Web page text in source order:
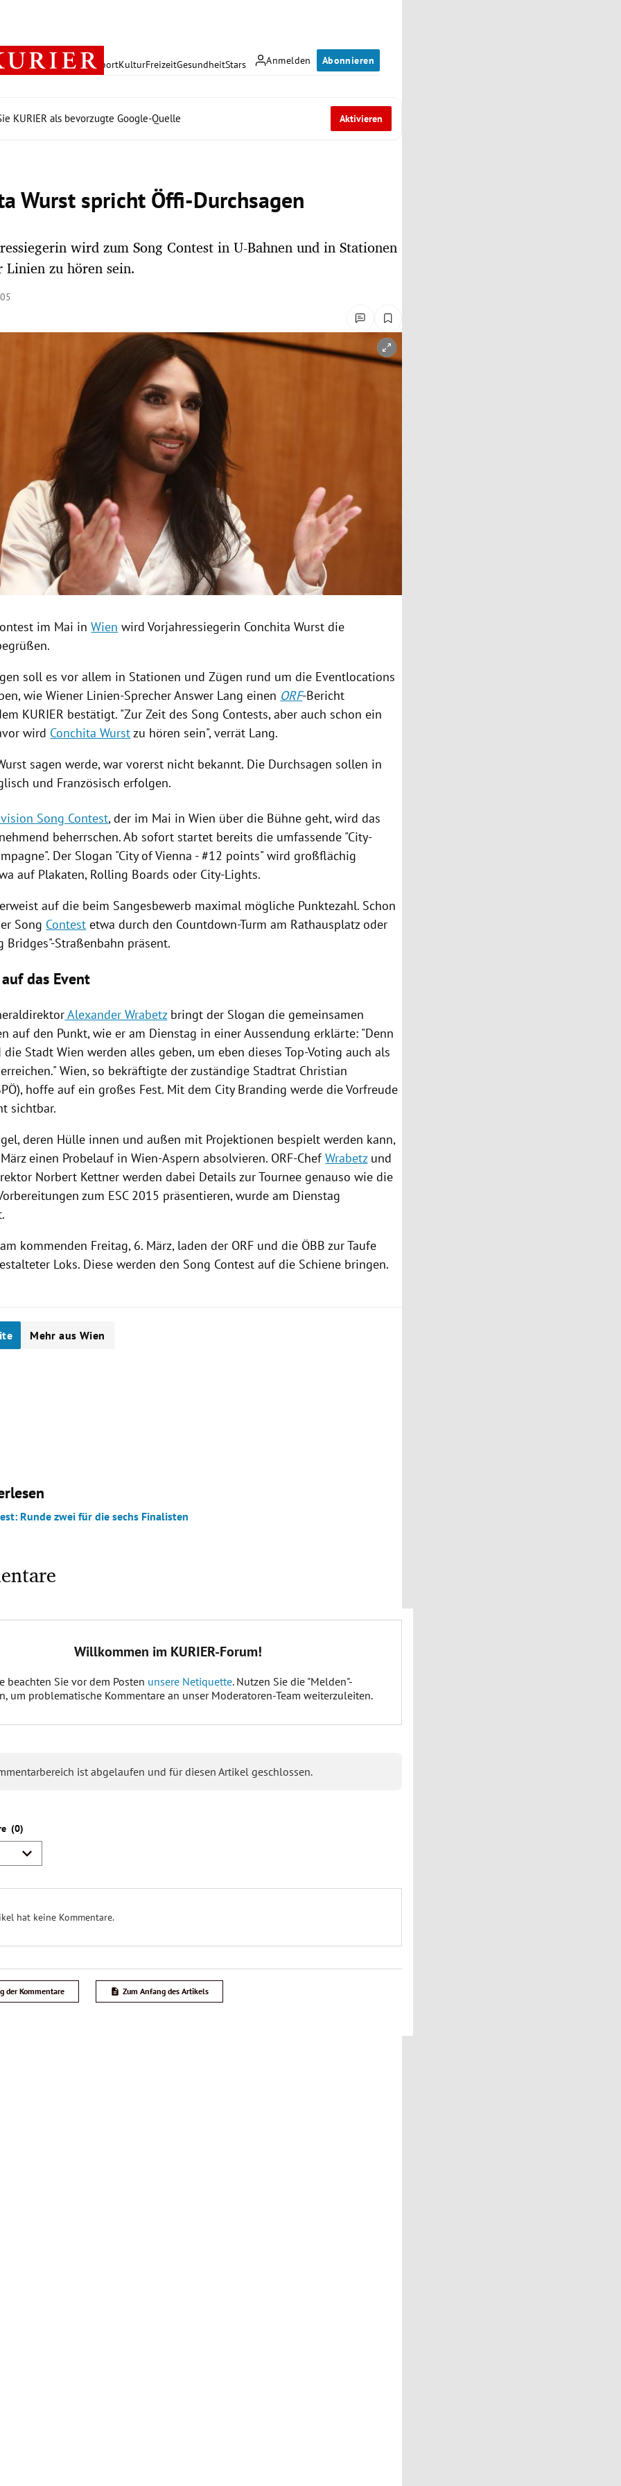
Anmelden Abonnieren
PolitikWirtschaft SportKulturFreizeitGesundheitStars
KURIER als bevorzugte Google-Quelle Aktivieren
Wurst spricht Öffi-Durchsagen
wird zum Song Contest in U-Bahnen und in Stationen
Linien zu hören sein.
öffnen/schließen
im Mai inWien wird Vorjahressiegerin Conchita Wurst die
soll es vor allem in Stationen und Zügen rund um die Eventlocations
wie Wiener Linien-SprecherAnswer Lang einen ORF-Bericht
KURIER bestätigt. "Zur Zeit des Song Contests, aber auch schon ein
wird Conchita Wurstzu hören sein", verrät Lang.
sagen werde, war vorerst nicht bekannt. Die Durchsagen sollen in
und Französisch erfolgen.
Song Contest, der im Mai inWien über die Bühne geht, wird das
beherrschen. Ab sofort startet bereits die umfassende "City-
Der Slogan "City ofVienna - #12 points" wird großflächig
auf Plakaten, Rolling Boards oder City-Lights.
auf die beim Sangesbewerb maximal mögliche Punktezahl. Schon
Song Contest etwa durch den Countdown-Turm am Rathausplatz oder
Bridges"-Straßenbahn präsent.
das Event
Alexander Wrabetzbringt der Slogan die gemeinsamen
auf den Punkt, wie er am Dienstag in einer Aussendung erklärte: "Denn
die StadtWien werden alles geben, um eben dieses Top-Voting auch als
Wien, so bekräftigte der zuständige Stadtrat Christian
), hoffe auf ein großes Fest. Mit dem City Branding werde die Vorfreude
sichtbar.
deren Hülle innen und außen mit Projektionen bespielt werden kann,
einen Probelauf inWien-Aspern absolvieren. ORF-ChefWrabetzund
Norbert Kettner werden dabei Details zurTournee genauso wie die
zum ESC 2015 präsentieren, wurde am Dienstag
kommenden Freitag, 6. März, laden der ORF und die ÖBB zur Taufe
Loks. Diese werden den Song Contest auf die Schiene bringen.
Mehr aus Wien
Runde zwei für die sechs Finalisten